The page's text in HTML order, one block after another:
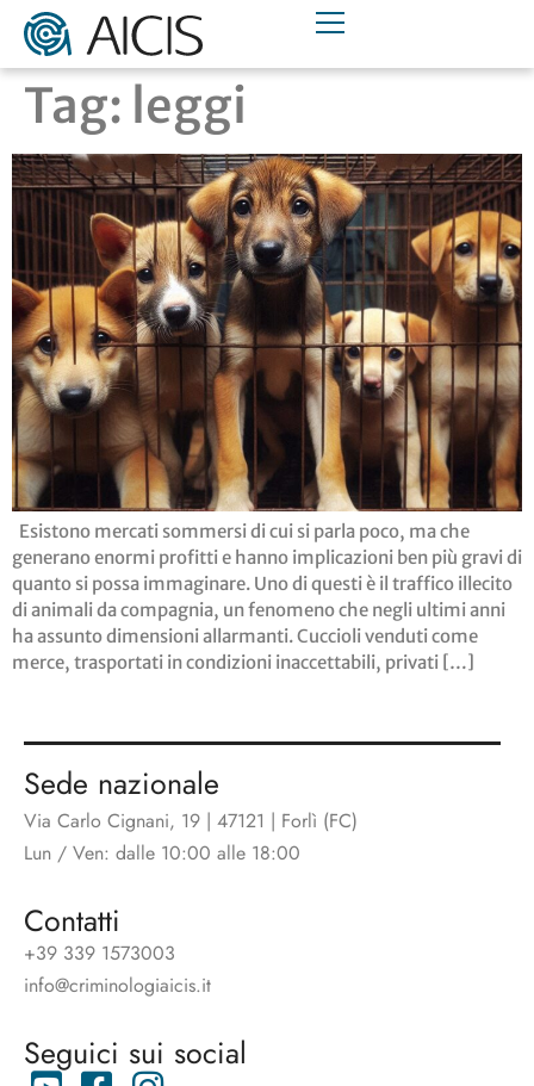
Tag: leggi
Esistono mercati sommersi di cui si parla poco, ma che
generano enormi profitti e hanno implicazioni ben più gravi di
quanto si possa immaginare. Uno di questi è il traffico illecito
di animali da compagnia, un fenomeno che negli ultimi anni
ha assunto dimensioni allarmanti. Cuccioli venduti come
merce, trasportati in condizioni inaccettabili, privati […]
Sede nazionale
Via Carlo Cignani, 19 | 47121 | Forlì (FC)
Lun / Ven: dalle 10:00 alle 18:00
Contatti
+39 339 1573003
info@criminologiaicis.it
Seguici sui social